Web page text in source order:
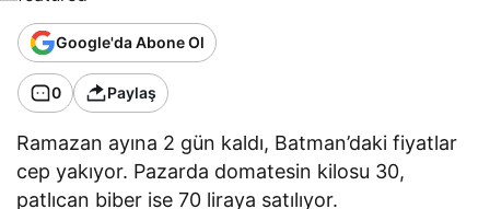
Google'da Abone Ol
0 Paylaş
Ramazan ayına 2 gün kaldı, Batman’daki fiyatlar
cep yakıyor. Pazarda domatesin kilosu 30,
patlıcan biber ise 70 liraya satılıyor.